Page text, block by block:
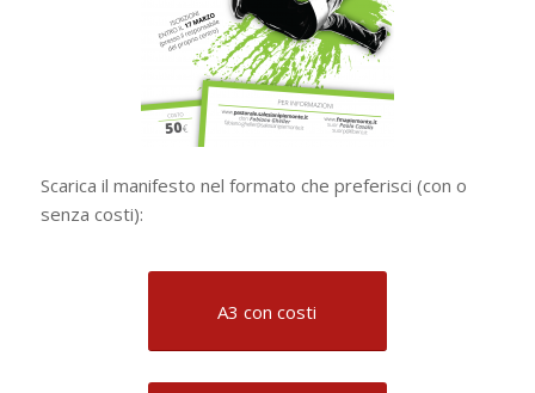
Scarica il manifesto nel formato che preferisci (con o
senza costi):
A3 con costi